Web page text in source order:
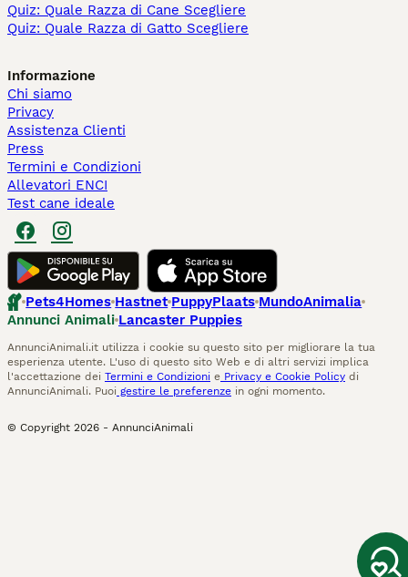
Quiz: Quale Razza di Cane Scegliere
Quiz: Quale Razza di Gatto Scegliere
Informazione
Chi siamo
Privacy
Assistenza Clienti
Press
Termini e Condizioni
Allevatori ENCI
Test cane ideale
Pets4Homes Hastnet PuppyPlaats MundoAnimalia
Annunci Animali Lancaster Puppies
AnnunciAnimali.it utilizza i cookie su questo sito per migliorare la tua
esperienza utente. L'uso di questo sito Web e di altri servizi implica
l'accettazione dei Termini e Condizioni e Privacy e Cookie Policy di
AnnunciAnimali. Puoi gestire le preferenze in ogni momento.
© Copyright 2026 - AnnunciAnimali